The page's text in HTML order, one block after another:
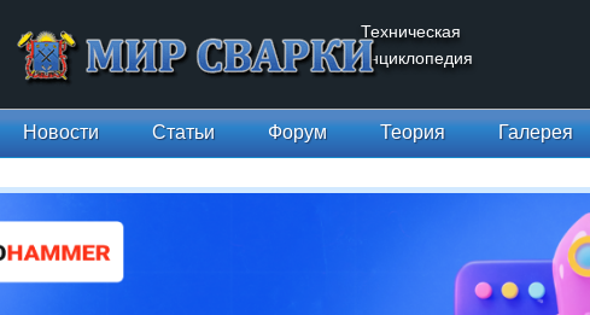
Техническая
энциклопедия
Новости Статьи Форум Теория Галерея